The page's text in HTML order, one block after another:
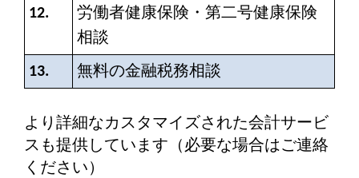
12.
労働者健康保険・第二号健康保険
相談
13. 無料の金融税務相談
より詳細なカスタマイズされた会計サービ
スも提供しています（必要な場合はご連絡
ください）